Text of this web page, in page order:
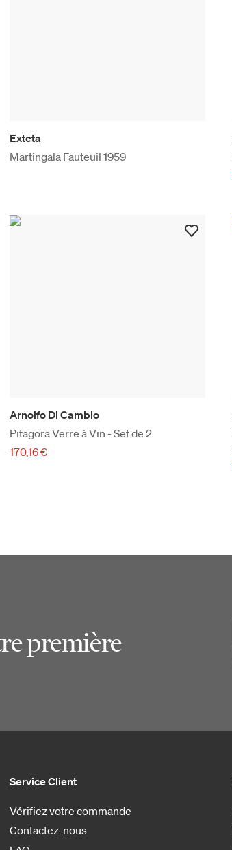
Exteta
Martingala Fauteuil 1959
Arnolfo Di Cambio
Pitagora Verre à Vin - Set de 2
170,16 €
première
Service Client
Vérifiez votre commande
Contactez-nous